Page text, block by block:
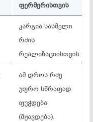
ფერმერისთვის
კარგია სასმელი
რძის
რეალიზაციისთვის.
ამ დროს რძე
უფრო სწრაფად
ფუჭდება
(მჟავდება).